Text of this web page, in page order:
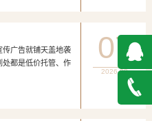
告就铺天盖地袭
处都是低价托管、作
07
2026-08
QQ在